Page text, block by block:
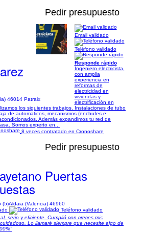
Pedir presupuesto
46014 Patraix
Email validado
Teléfono validado
Responde rápido
Ingeniero electricista,
con amplia
experiencia en
reformas de
electricidad en
viviendas y
electrificación en
los siguientes trabajos. Instalaciones de tubo
de automaticos, mecanismos (enchufes e
Además expandimos tu red de
Somos experto en...
8 veces contratado en Cronoshare
Pedir presupuesto
Puertas
(5)Aldaia (Valencia) 46960
Teléfono validado
serio y eficiente. Cumplió con creces mis
Lo llamaré siempre que necesite algo de